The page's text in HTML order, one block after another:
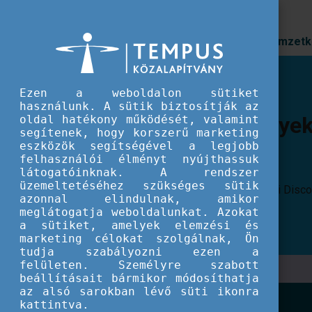
Prioritások
élmények
környékén
volt az idei többnapos keszthelyi DiscoverEU meetup.
Ezen a weboldalon sütiket
használunk. A sütik biztosítják az
oldal hatékony működését, valamint
segítenek, hogy korszerű marketing
eszközök segítségével a legjobb
felhasználói élményt nyújthassuk
látogatóinknak. A rendszer
üzemeltetéséhez szükséges sütik
azonnal elindulnak, amikor
meglátogatja weboldalunkat. Azokat
a sütiket, amelyek elemzési és
marketing célokat szolgálnak, Ön
tudja szabályozni ezen a
felületen. Személyre szabott
beállításait bármikor módosíthatja
az alsó sarokban lévő süti ikonra
kattintva.